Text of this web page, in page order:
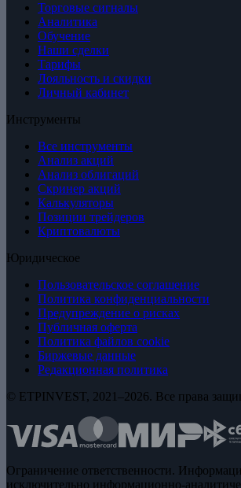
Торговые сигналы
Аналитика
Обучение
Наши сделки
Тарифы
Лояльность и скидки
Личный кабинет
Инструменты
Все инструменты
Анализ акций
Анализ облигаций
Скринер акций
Калькуляторы
Позиции трейдеров
Криптовалюты
Юридическое
Пользовательское соглашение
Политика конфиденциальности
Предупреждение о рисках
Публичная оферта
Политика файлов cookie
Биржевые данные
Редакционная политика
© ETPINVEST, 2021–2026. Все права
Ограничение ответственности.
исключительно информационно-